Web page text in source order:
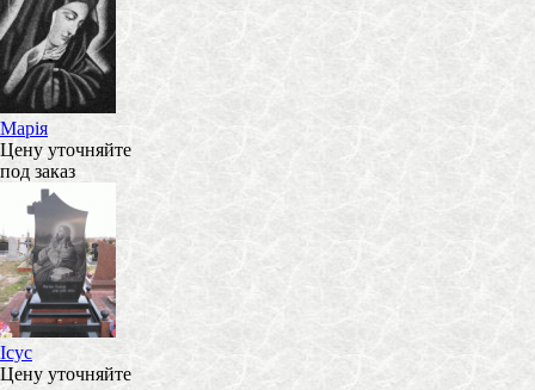
Марія
Цену уточняйте
под заказ
Ісус
Цену уточняйте